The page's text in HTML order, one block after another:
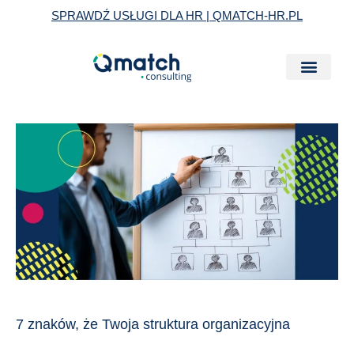
SPRAWDŹ USŁUGI DLA HR | QMATCH-HR.PL
7 znaków, że Twoja struktura organizacyjna
znaków,
Twoja
struktura
organizacyjna
hamuje
firmy